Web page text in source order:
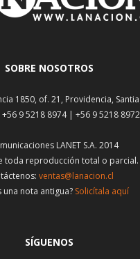
SOBRE NOSOTROS
1850, of. 21, Providencia,
9 5218 8974 | +56 9 5218 8972
LANET S.A. 2014
toda reproducción total o parcial.
ventas@lanacion.cl
una nota antigua? Solicítala aquí
SÍGUENOS